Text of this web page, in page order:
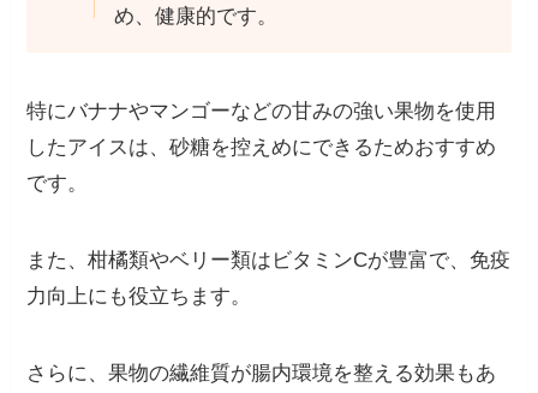
め、健康的です。
特にバナナやマンゴーなどの甘みの強い果物を使用
したアイスは、砂糖を控えめにできるためおすすめ
です。
また、柑橘類やベリー類はビタミンCが豊富で、免疫
力向上にも役立ちます。
さらに、果物の繊維質が腸内環境を整える効果もあ